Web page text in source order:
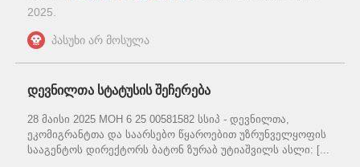
2025
პასუხი არ მოსულა
დევნილთა სტატუსის შეჩერება
28 მაისი 2025 MOH 6 25 00581582 სსიპ - დევნილთა,
ეკომიგრანტთა და საარსებო წყაროებით უზრუნველყოფის
სააგენტოს დირექტორს ბატონ ზურაბ უტიაშვილს ასლი: [...